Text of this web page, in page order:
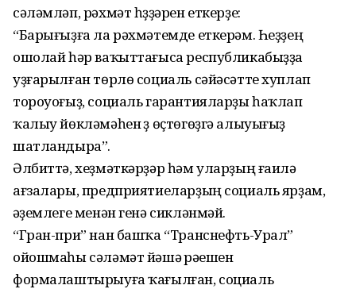
сәләмләп, рәхмәт һүҙҙәрен еткерҙе:
“Барығыҙға ла рәхмәтемде еткерәм. Һеҙҙең
ошолай һәр ваҡыттағыса республикабыҙҙа
уҙғарылған төрлө социаль сәйәсәтте хуплап
тороуоғыҙ, социаль гарантияларҙы һаҡлап
ҡалыу йөкләмәһен үҙ өҫтөгөҙгә алыуығыҙ
шатландыра”.
Әлбиттә, хеҙмәткәрҙәр һәм уларҙың ғаилә
ағзалары, предприятиеларҙың социаль ярҙам,
әүҙемлеге менән генә сикләнмәй.
“Гран-при” нан башҡа “Транснефть-Урал”
ойошмаһы сәләмәт йәшәү рәүешен
формалаштырыуға ҡағылған, социаль